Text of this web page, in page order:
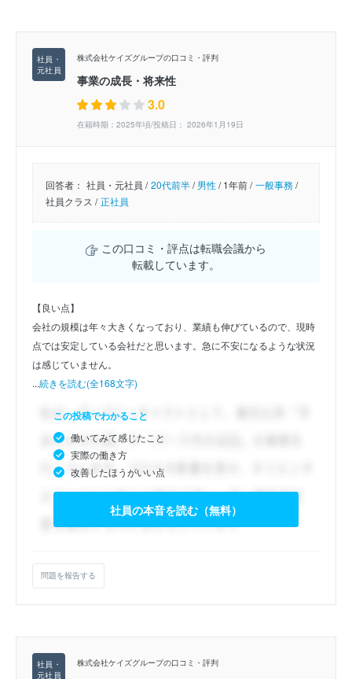
株式会社ケイズグループの口コミ・評判
事業の成長・将来性
3.0
在籍時期：2025年頃/投稿日： 2026年1月19日
回答者： 社員・元社員 / 20代前半/男性/1年前 / 一般事務/
社員クラス / 正社員
この口コミ・評点は転職会議から
転載しています。
【良い点】
会社の規模は年々大きくなっており、業績も伸びているので、現時
点では安定している会社だと思います。急に不安になるような状況
は感じていません。
...続きを読む(全168文字)
この投稿でわかること
働いてみて感じたこと
実際の働き方
改善したほうがいい点
社員の本音を読む（無料）
問題を報告する
株式会社ケイズグループの口コミ・評判